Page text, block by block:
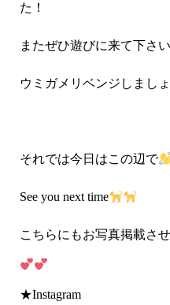
た！
またぜひ遊びに来て下さい
ウミガメリベンジしましょ
それでは今日はこの辺で
See you next time
こちらにもお写真掲載さ
★Instagram